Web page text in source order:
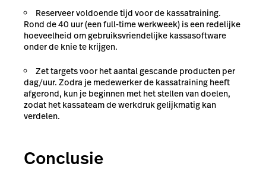
Reserveer voldoende tijd voor de kassatraining.
Rond de 40 uur (een full-time werkweek) is een redelijke
hoeveelheid om gebruiksvriendelijke kassasoftware
onder de knie te krijgen.
Zet targets voor het aantal gescande producten per
dag/uur. Zodra je medewerker de kassatraining heeft
afgerond, kun je beginnen met het stellen van doelen,
zodat het kassateam de werkdruk gelijkmatig kan
verdelen.
Conclusie